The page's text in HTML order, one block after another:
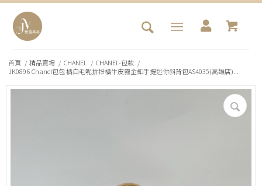
首頁 / 精品賣場 / CHANEL / CHANEL-包款 /
JK0896 Chanel包包 橘白毛呢拚粉橘牛皮霧金釦手提迷你斜背包AS4035(高雄店)...